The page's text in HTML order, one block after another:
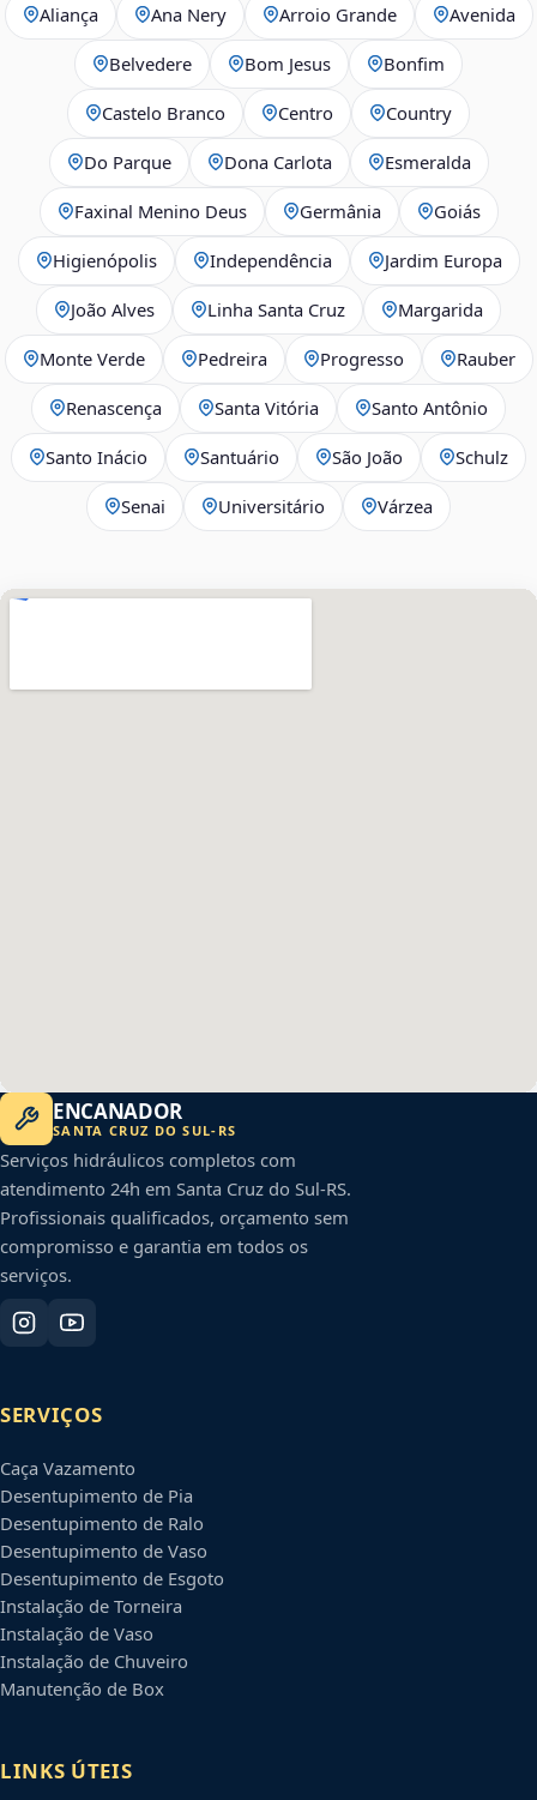
Aliança Ana Nery Arroio Grande Avenida
Belvedere Bom Jesus Bonfim
Castelo Branco Centro Country
Do Parque Dona Carlota Esmeralda
Faxinal Menino Deus Germânia Goiás
Higienópolis Independência Jardim Europa
João Alves Linha Santa Cruz Margarida
Monte Verde Pedreira Progresso Rauber
Renascença Santa Vitória Santo Antônio
Santo Inácio Santuário São João Schulz
Senai Universitário Várzea
ENCANADOR
SANTA CRUZ DO SUL- RS
Serviços hidráulicos completos com
atendimento 24h em Santa Cruz do Sul-RS.
Profissionais qualificados, orçamento sem
compromisso e garantia em todos os
serviços.
SERVIÇOS
Caça Vazamento
Desentupimento de Pia
Desentupimento de Ralo
Desentupimento de Vaso
Desentupimento de Esgoto
Instalação de Torneira
Instalação de Vaso
Instalação de Chuveiro
Manutenção de Box
LINKS ÚTEIS